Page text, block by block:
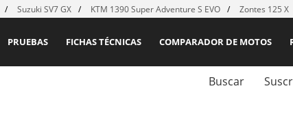
Suzuki SV7 GX KTM 1390 Super Adventure S EVO Zontes 125 X
COMPARADOR DE MOTOS
FICHAS TÉCNICAS
PRUEBAS
Buscar